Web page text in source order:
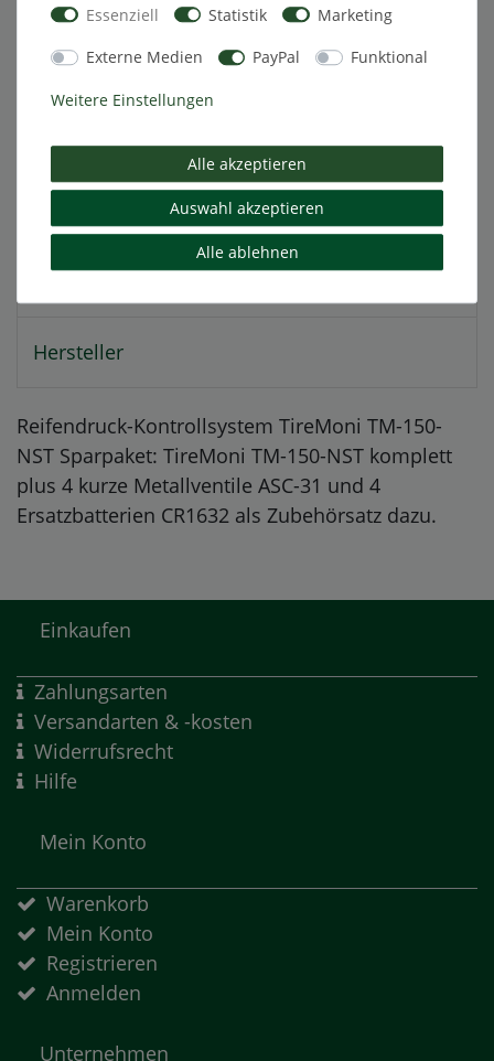
Beschreibung
Technische Daten
Weitere Details
Hersteller
Reifendruck-Kontrollsystem TireMoni TM-150-
NST Sparpaket: TireMoni TM-150-NST komplett
plus 4 kurze Metallventile ASC-31 und 4
Ersatzbatterien CR1632 als Zubehörsatz dazu.
Einkaufen
Zahlungsarten
Versandarten & -kosten
Widerrufsrecht
Hilfe
Mein Konto
Warenkorb
Mein Konto
Registrieren
Anmelden
Unternehmen
Essenziell Statistik Marketing
Externe Medien PayPal Funktional
Weitere Einstellungen
Alle akzeptieren
Auswahl akzeptieren
Alle ablehnen